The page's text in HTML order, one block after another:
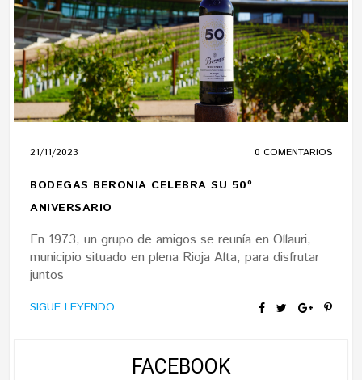
21/11/2023 0 COMENTARIOS
BODEGAS BERONIA CELEBRA SU 50º
ANIVERSARIO
En 1973, un grupo de amigos se reunía en Ollauri,
municipio situado en plena Rioja Alta, para disfrutar
juntos
SIGUE LEYENDO
FACEBOOK